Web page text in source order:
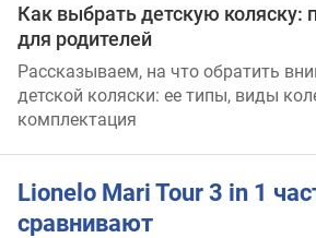
Как выбрать детскую коляску:
для родителей
Рассказываем, на что обратить
детской коляски: ее типы, виды
комплектация
Lionelo Mari Tour 3 in 1
сравнивают